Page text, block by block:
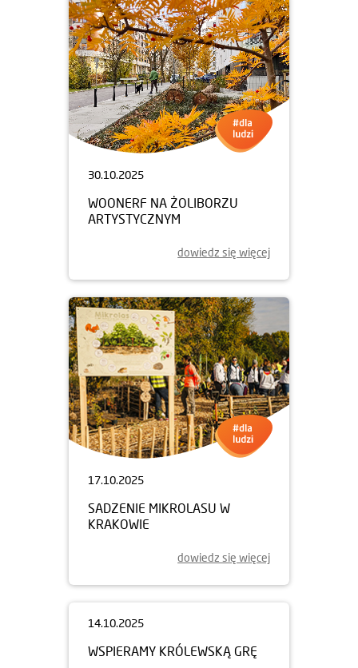
30.10.2025
WOONERF NA ŻOLIBORZU
ARTYSTYCZNYM
dowiedz się więcej
17.10.2025
SADZENIE MIKROLASU W
KRAKOWIE
dowiedz się więcej